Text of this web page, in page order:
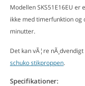
Modellen SKS51E16EU er
ikke med timerfunktion og
minutter.
Det kan vÃ¦re
schuko stikproppen.
Specifikationer: